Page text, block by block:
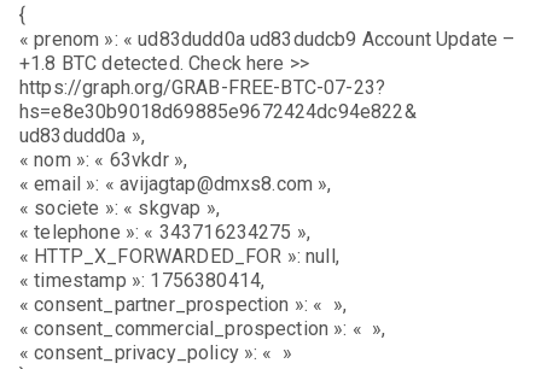
{
« prenom »: « ud83dudd0a ud83dudcb9 Account Update –
+1.8 BTC detected. Check here >>
https://graph.org/GRAB-FREE-BTC-07-23?
hs=e8e30b9018d69885e9672424dc94e822&
ud83dudd0a »,
« nom »: « 63vkdr »,
« email »: « avijagtap@dmxs8.com »,
« societe »: « skgvap »,
« telephone »: « 343716234275 »,
« HTTP_X_FORWARDED_FOR »: null,
« timestamp »: 1756380414,
« consent_partner_prospection »: « »,
« consent_commercial_prospection »: « »,
« consent_privacy_policy »: « »